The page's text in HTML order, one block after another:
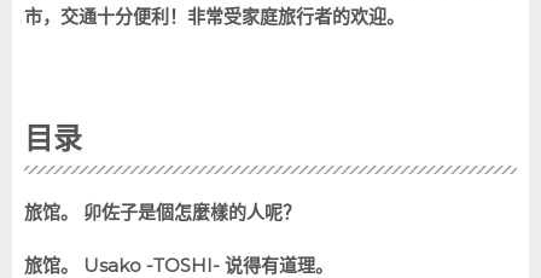
市，交通十分便利！非常受家庭旅行者的欢迎。
目录
旅馆。 卯佐子是個怎麼樣的人呢？
旅馆。 Usako -TOSHI- 说得有道理。